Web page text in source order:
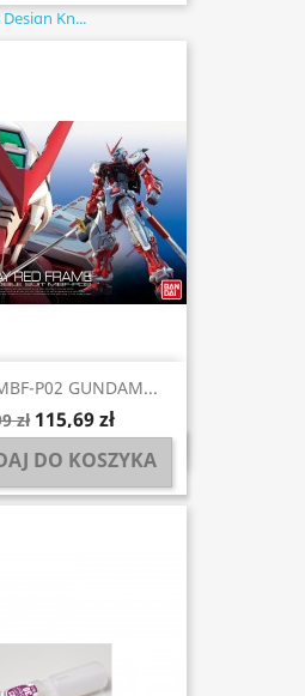
Kn...
P02 GUNDAM...
zł 115,69 zł
DO KOSZYKA